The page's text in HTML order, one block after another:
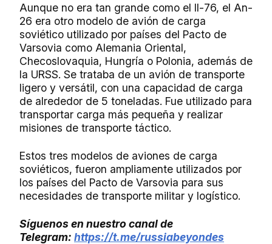
Aunque no era tan grande como el Il-76, el An-
26 era otro modelo de avión de carga
soviético utilizado por países del Pacto de
Varsovia como Alemania Oriental,
Checoslovaquia, Hungría o Polonia, además de
la URSS. Se trataba de un avión de transporte
ligero y versátil, con una capacidad de carga
de alrededor de 5 toneladas. Fue utilizado para
transportar carga más pequeña y realizar
misiones de transporte táctico.
Estos tres modelos de aviones de carga
soviéticos, fueron ampliamente utilizados por
los países del Pacto de Varsovia para sus
necesidades de transporte militar y logístico.
Síguenos en nuestro canal de
Telegram: https://t.me/russiabeyondes